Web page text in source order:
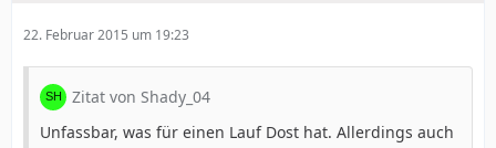
22. Februar 2015 um 19:23
Zitat von Shady_04
Unfassbar, was für einen Lauf Dost hat. Allerdings auch